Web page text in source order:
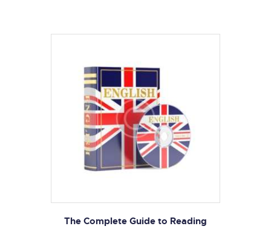
The Complete Guide to Reading